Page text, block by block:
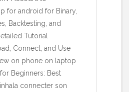
for android for Binary,
Backtesting, and
Tutorial
Connect, and Use
on phone on laptop
Beginners: Best
connecter son